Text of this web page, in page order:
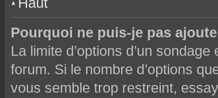
Pourquoi ne puis-je pas
La limite d’options d’un
forum. Si le nombre d’options
vous semble trop restreint,